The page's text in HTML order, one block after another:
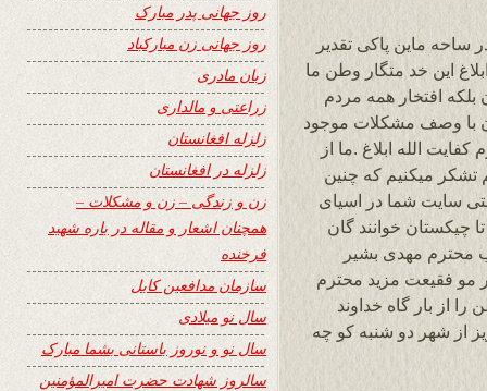
ماین پاکی تقدیر
این خد متگار وطن ما
بلکه افتخار همه مردم
با وصف مشکلات موجود
الله ابلاغ .ما از
خواندنی 24 ساعته هم تشکر میکنیم که چنین
سایت شما در اسیای
خوانند گان
محترم مهدی بشیر
مو فقیعت مزید محترم
از بار گاه خداوند
از شهر دو شنبه کو چه
روز جهانی پدر مبارک
روز جهانی زن مبارکباد
زبان مادری
زراعتی و مالداری
زلزله افغانستان
زلزله در افغانستان
زن و زندگی – زن و مشکلات –
همچنان اشعار و مقاله در باره شهید
فرخنده
سازمان مدافعین کابل
سال نو میلادی
سال نو و نوروز باستانی بشما مبارک
سالروز شهادت حضرت امیرالمؤمنین